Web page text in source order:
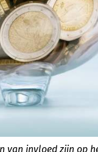
van invloed zijn op